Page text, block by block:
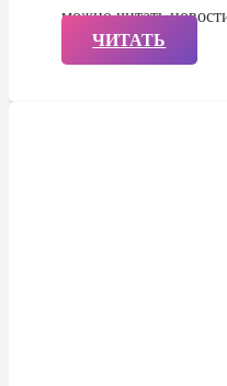
можно читать
ЧИТАТЬ